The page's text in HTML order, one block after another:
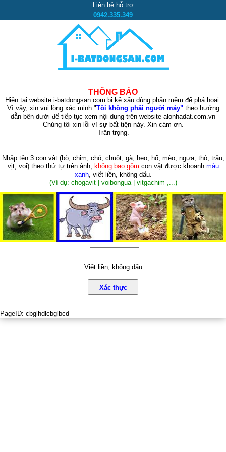
Liên hệ hỗ trợ
0942.335.349
THÔNG BÁO
Hiện tại website i-batdongsan.com bị kẻ xấu dùng phần mềm để phá hoại.
Vì vậy, xin vui lòng xác minh "Tôi không phải người máy"theo hướng
dẫn bên dưới để tiếp tục xem nội dung trên website alonhadat.com.vn
Chúng tôi xin lỗi vì sự bất tiện này. Xin cám ơn.
Trân trọng.
Nhập tên 3 con vật (bò, chim, chó, chuột, gà, heo, hổ, mèo, ngựa, thỏ, trâu,
vịt, voi)theo thứ tự trên ảnh, không bao gồm con vật được khoanh màu
xanh, viết liền, không dấu.
(Ví dụ: chogavit | voibongua | vitgachim ,...)
Viết liền, không dấu
Xác thực
PageID: cbglhdlcbglbcd